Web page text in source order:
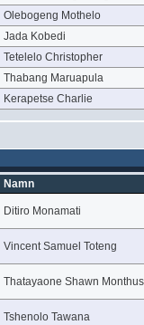
Olebogeng Mothelo
Jada Kobedi
Tetelelo Christopher
Thabang Maruapula
Kerapetse Charlie
Namn
Ditiro Monamati
Vincent Samuel Toteng
Thatayaone Shawn
Tshenolo Tawana